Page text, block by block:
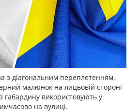
з діагональним переплетенням,
малюнок на лицьовій стороні
використовують у
на вулиці.